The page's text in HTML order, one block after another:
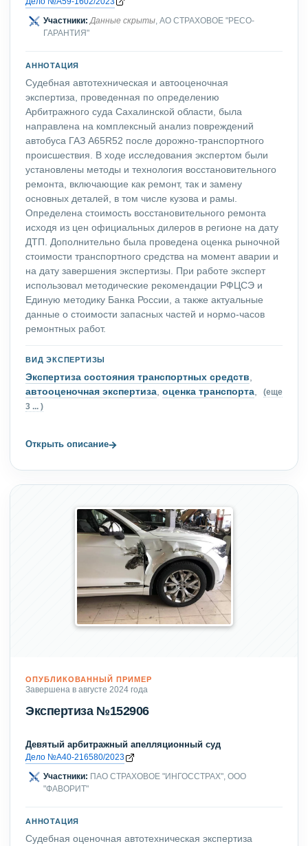
Участники: Данные скрыты , АО СТРАХОВОЕ "РЕСО-
ГАРАНТИЯ"
АННОТАЦИЯ
Судебная автотехническая и автооценочная
экспертиза, проведенная по определению
Арбитражного суда Сахалинской области, была
направлена на комплексный анализ повреждений
автобуса ГАЗ А65R52 после дорожно-транспортного
происшествия. В ходе исследования экспертом были
установлены методы и технология восстановительного
ремонта, включающие как ремонт, так и замену
основных деталей, в том числе кузова и рамы.
Определена стоимость восстановительного ремонта
исходя из цен официальных дилеров в регионе на дату
ДТП. Дополнительно была проведена оценка рыночной
стоимости транспортного средства на момент аварии и
на дату завершения экспертизы. При работе эксперт
использовал методические рекомендации РФЦСЭ и
Единую методику Банка России, а также актуальные
данные о стоимости запасных частей и нормо-часов
ремонтных работ.
ВИД ЭКСПЕРТИЗЫ
Экспертиза состояния транспортных средств,
автооценочная экспертиза, оценка транспорта,
(еще
3 ... )
Открыть описание→
ОПУБЛИКОВАННЫЙ ПРИМЕР
Завершена в августе 2024 года
Экспертиза №152906
Девятый арбитражный апелляционный суд
Дело №А40-216580/2023
Участники: ПАО СТРАХОВОЕ "ИНГОССТРАХ", ООО
"ФАВОРИТ"
АННОТАЦИЯ
Судебная оценочная автотехническая экспертиза